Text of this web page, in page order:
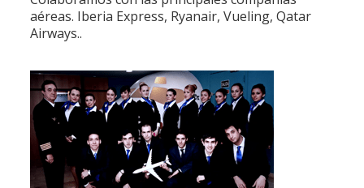
aéreas. Iberia Express, Ryanair, Vueling, Qatar
Airways..